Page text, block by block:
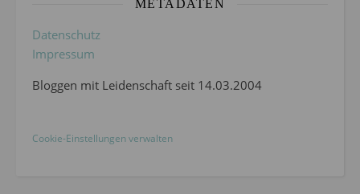
METADATEN
Datenschutz
Impressum
Bloggen mit Leidenschaft seit 14.03.2004
Cookie-Einstellungen verwalten